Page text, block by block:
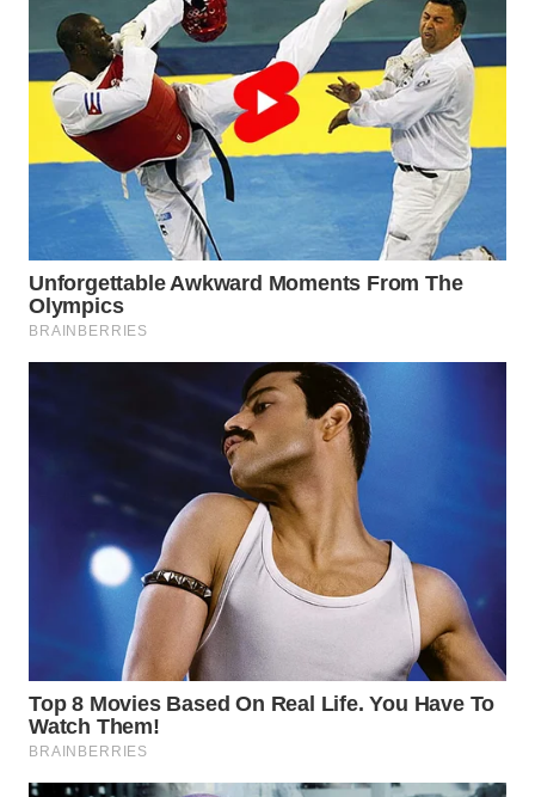
WN
DANAU
TOBA
WN
NIAS
WN
LANGKAT
WN
LABUHANBATU